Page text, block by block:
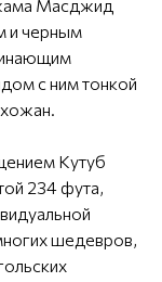
Масджид
и черным
с ним тонкой
Кутуб
234 фута,
шедевров,